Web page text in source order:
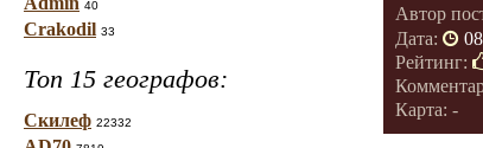
40
Crakodil 33
Топ 15 географов:
Скилеф 22332
Автор
Дата:
Рейтинг:
Карта: -